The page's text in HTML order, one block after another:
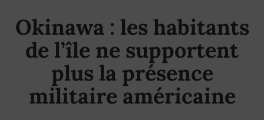
Okinawa : les habitants
de l’île ne supportent
plus la présence
militaire américaine